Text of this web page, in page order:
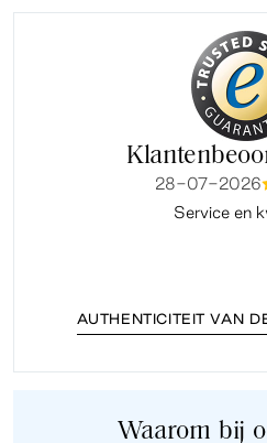
28-07-2026
Service en
AUTHENTICITEIT VAN
Waarom bij